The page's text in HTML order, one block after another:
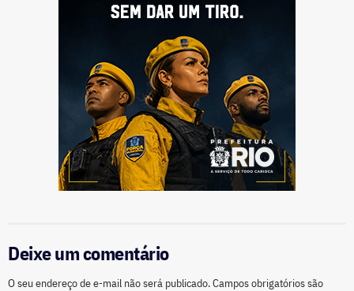
Deixe um comentário
O seu endereço de e-mail não será publicado.Campos obrigatórios são